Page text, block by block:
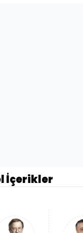
İçerikler